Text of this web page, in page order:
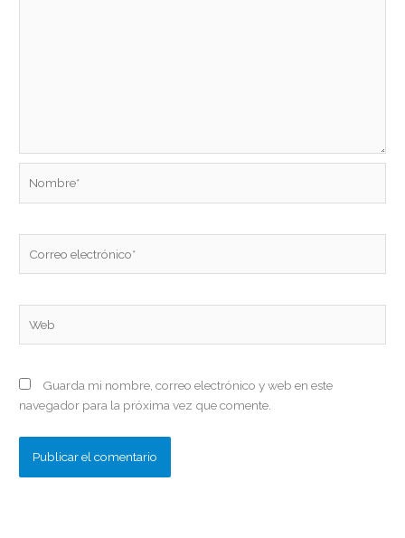
electrónico*
Guarda mi nombre, correo electrónico y web en este
navegador para la próxima vez que comente.